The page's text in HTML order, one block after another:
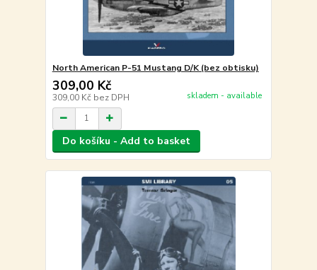
North American P-51 Mustang D/K (bez obtisku)
309,00 Kč
309,00 Kč bez DPH skladem - available
Do košíku - Add to basket